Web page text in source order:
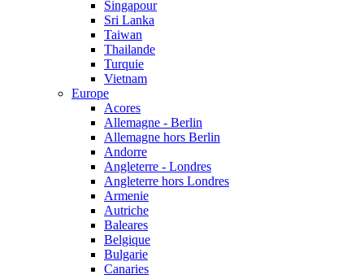
Singapour
Sri Lanka
Taiwan
Thailande
Turquie
Vietnam
Europe
Acores
Allemagne - Berlin
Allemagne hors Berlin
Andorre
Angleterre - Londres
Angleterre hors Londres
Armenie
Autriche
Baleares
Belgique
Bulgarie
Canaries